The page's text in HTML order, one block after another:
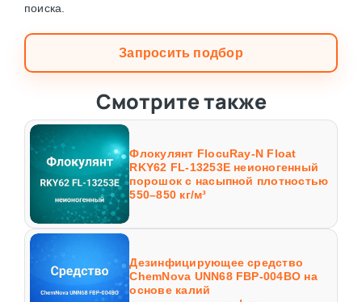
поиска.
Запросить подбор
Смотрите также
Флокулянт FlocuRay-N Float
RKY62 FL-13253E неионогенный
порошок с насыпной плотностью
550–850 кг/м³
Дезинфицирующее средство
ChemNova UNN68 FBP-004BO на
основе калий